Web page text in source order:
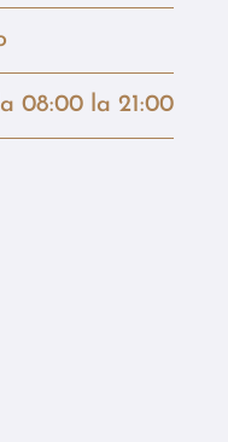
08:00 la 21:00